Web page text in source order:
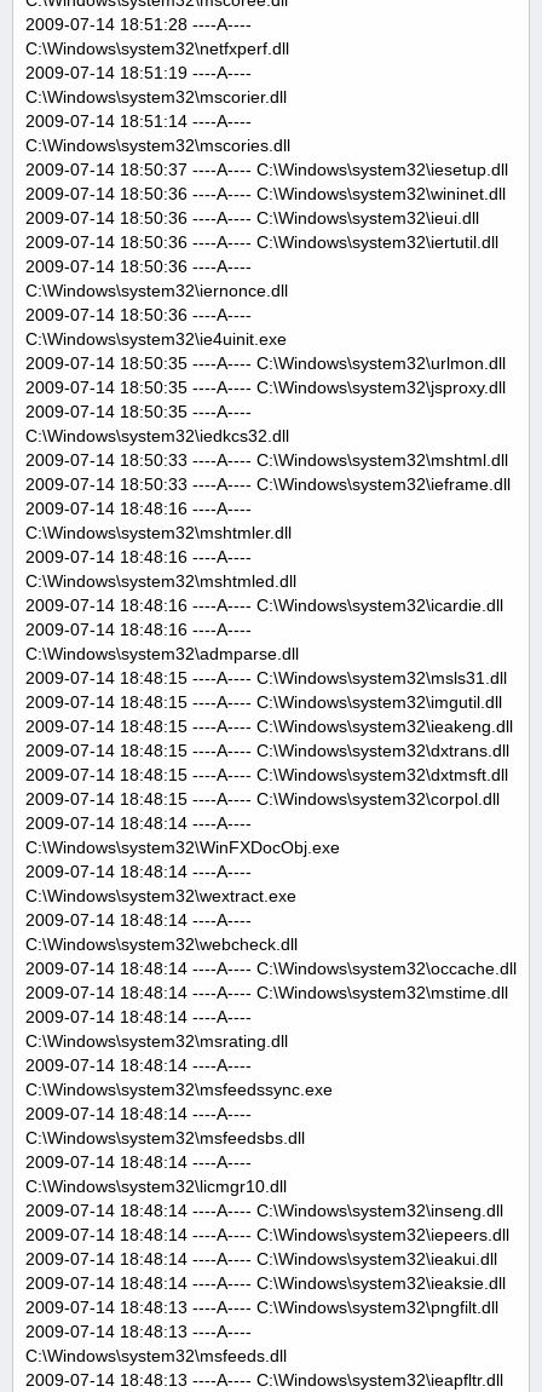
2009-07-14 18:51:28 ----A----
C:\Windows\system32\netfxperf.dll
2009-07-14 18:51:19 ----A----
C:\Windows\system32\mscorier.dll
2009-07-14 18:51:14 ----A----
C:\Windows\system32\mscories.dll
2009-07-14 18:50:37 ----A---- C:\Windows\system32\iesetup.dll
2009-07-14 18:50:36 ----A---- C:\Windows\system32\wininet.dll
2009-07-14 18:50:36 ----A---- C:\Windows\system32\ieui.dll
2009-07-14 18:50:36 ----A---- C:\Windows\system32\iertutil.dll
2009-07-14 18:50:36 ----A----
C:\Windows\system32\iernonce.dll
2009-07-14 18:50:36 ----A----
C:\Windows\system32\ie4uinit.exe
2009-07-14 18:50:35 ----A---- C:\Windows\system32\urlmon.dll
2009-07-14 18:50:35 ----A---- C:\Windows\system32\jsproxy.dll
2009-07-14 18:50:35 ----A----
C:\Windows\system32\iedkcs32.dll
2009-07-14 18:50:33 ----A---- C:\Windows\system32\mshtml.dll
2009-07-14 18:50:33 ----A---- C:\Windows\system32\ieframe.dll
2009-07-14 18:48:16 ----A----
C:\Windows\system32\mshtmler.dll
2009-07-14 18:48:16 ----A----
C:\Windows\system32\mshtmled.dll
2009-07-14 18:48:16 ----A---- C:\Windows\system32\icardie.dll
2009-07-14 18:48:16 ----A----
C:\Windows\system32\admparse.dll
2009-07-14 18:48:15 ----A---- C:\Windows\system32\msls31.dll
2009-07-14 18:48:15 ----A---- C:\Windows\system32\imgutil.dll
2009-07-14 18:48:15 ----A---- C:\Windows\system32\ieakeng.dll
2009-07-14 18:48:15 ----A---- C:\Windows\system32\dxtrans.dll
2009-07-14 18:48:15 ----A---- C:\Windows\system32\dxtmsft.dll
2009-07-14 18:48:15 ----A---- C:\Windows\system32\corpol.dll
2009-07-14 18:48:14 ----A----
C:\Windows\system32\WinFXDocObj.exe
2009-07-14 18:48:14 ----A----
C:\Windows\system32\wextract.exe
2009-07-14 18:48:14 ----A----
C:\Windows\system32\webcheck.dll
2009-07-14 18:48:14 ----A---- C:\Windows\system32\occache.dll
2009-07-14 18:48:14 ----A---- C:\Windows\system32\mstime.dll
2009-07-14 18:48:14 ----A----
C:\Windows\system32\msrating.dll
2009-07-14 18:48:14 ----A----
C:\Windows\system32\msfeedssync.exe
2009-07-14 18:48:14 ----A----
C:\Windows\system32\msfeedsbs.dll
2009-07-14 18:48:14 ----A----
C:\Windows\system32\licmgr10.dll
2009-07-14 18:48:14 ----A---- C:\Windows\system32\inseng.dll
2009-07-14 18:48:14 ----A---- C:\Windows\system32\iepeers.dll
2009-07-14 18:48:14 ----A---- C:\Windows\system32\ieakui.dll
2009-07-14 18:48:14 ----A---- C:\Windows\system32\ieaksie.dll
2009-07-14 18:48:13 ----A---- C:\Windows\system32\pngfilt.dll
2009-07-14 18:48:13 ----A----
C:\Windows\system32\msfeeds.dll
2009-07-14 18:48:13 ----A---- C:\Windows\system32\ieapfltr.dll